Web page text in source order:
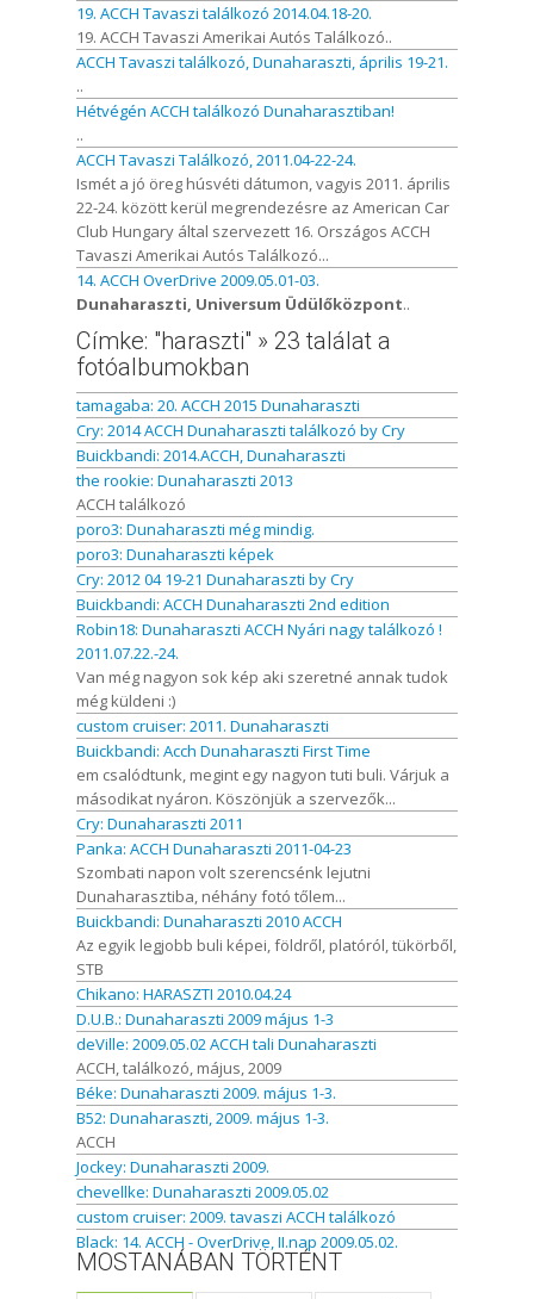
19. ACCH Tavaszi találkozó 2014.04.18-20.
19. ACCH Tavaszi Amerikai Autós Találkozó..
ACCH Tavaszi találkozó, Dunaharaszti, április 19-21.
..
Hétvégén ACCH találkozó Dunaharasztiban!
..
ACCH Tavaszi Találkozó, 2011.04-22-24.
Ismét a jó öreg húsvéti dátumon, vagyis 2011. április
22-24. között kerül megrendezésre az American Car
Club Hungary által szervezett 16. Országos ACCH
Tavaszi Amerikai Autós Találkozó...
14. ACCH OverDrive 2009.05.01-03.
Dunaharaszti, Universum Üdülőközpont..
Címke: "haraszti" » 23 találat a
fotóalbumokban
tamagaba: 20. ACCH 2015 Dunaharaszti
Cry: 2014 ACCH Dunaharaszti találkozó by Cry
Buickbandi: 2014.ACCH, Dunaharaszti
the rookie: Dunaharaszti 2013
ACCH találkozó
poro3: Dunaharaszti még mindig.
poro3: Dunaharaszti képek
Cry: 2012 04 19-21 Dunaharaszti by Cry
Buickbandi: ACCH Dunaharaszti 2nd edition
Robin18: Dunaharaszti ACCH Nyári nagy találkozó !
2011.07.22.-24.
Van még nagyon sok kép aki szeretné annak tudok
még küldeni :)
custom cruiser: 2011. Dunaharaszti
Buickbandi: Acch Dunaharaszti First Time
em csalódtunk, megint egy nagyon tuti buli. Várjuk a
másodikat nyáron. Köszönjük a szervezők...
Cry: Dunaharaszti 2011
Panka: ACCH Dunaharaszti 2011-04-23
Szombati napon volt szerencsénk lejutni
Dunaharasztiba, néhány fotó tőlem...
Buickbandi: Dunaharaszti 2010 ACCH
Az egyik legjobb buli képei, földről, platóról, tükörből,
STB
Chikano: HARASZTI 2010.04.24
D.U.B.: Dunaharaszti 2009 május 1-3
deVille: 2009.05.02 ACCH tali Dunaharaszti
ACCH, találkozó, május, 2009
Béke: Dunaharaszti 2009. május 1-3.
B52: Dunaharaszti, 2009. május 1-3.
ACCH
Jockey: Dunaharaszti 2009.
chevellke: Dunaharaszti 2009.05.02
custom cruiser: 2009. tavaszi ACCH találkozó
Black: 14. ACCH - OverDrive, II.nap 2009.05.02.
MOSTANÁBAN TÖRTÉNT